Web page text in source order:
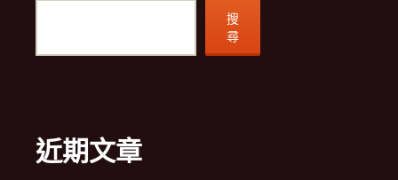
搜
尋
近期文章